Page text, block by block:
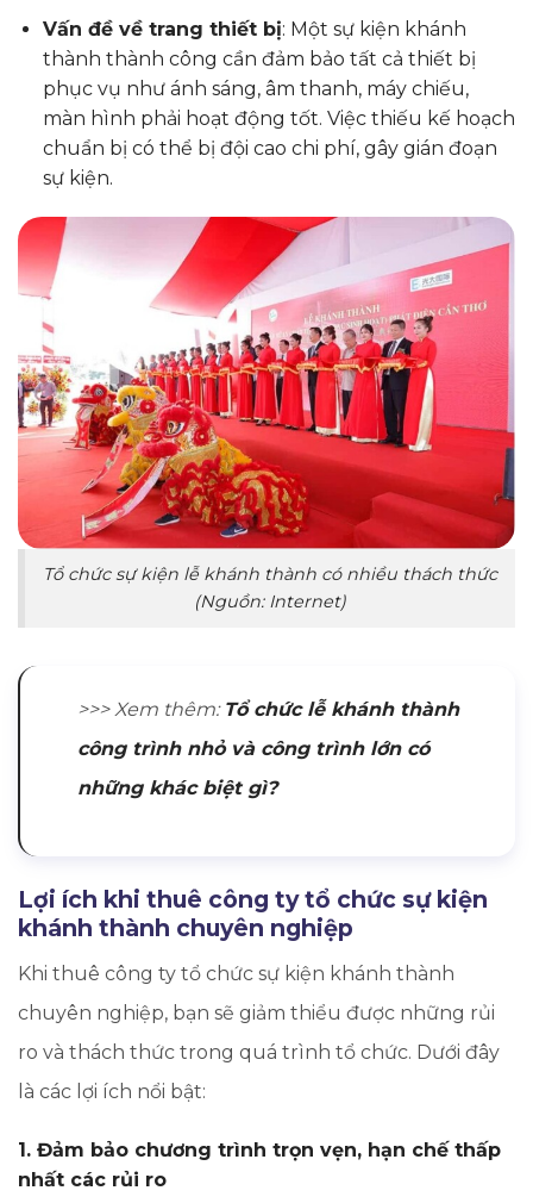
Vấn đề về trang thiết bị: Một sự kiện khánh
thành thành công cần đảm bảo tất cả thiết bị
phục vụ như ánh sáng, âm thanh, máy chiếu,
màn hình phải hoạt động tốt. Việc thiếu kế hoạch
chuẩn bị có thể bị đội cao chi phí, gây gián đoạn
sự kiện.
Tổ chức sự kiện lễ khánh thành có nhiều thách thức
(Nguồn: Internet)
>>> Xem thêm: Tổ chức lễ khánh thành
công trình nhỏ và công trình lớn có
những khác biệt gì?
Lợi ích khi thuê công ty tổ chức sự kiện
khánh thành chuyên nghiệp
Khi thuê công ty tổ chức sự kiện khánh thành
chuyên nghiệp, bạn sẽ giảm thiểu được những rủi
ro và thách thức trong quá trình tổ chức. Dưới đây
là các lợi ích nổi bật:
1. Đảm bảo chương trình trọn vẹn, hạn chế thấp
nhất các rủi ro